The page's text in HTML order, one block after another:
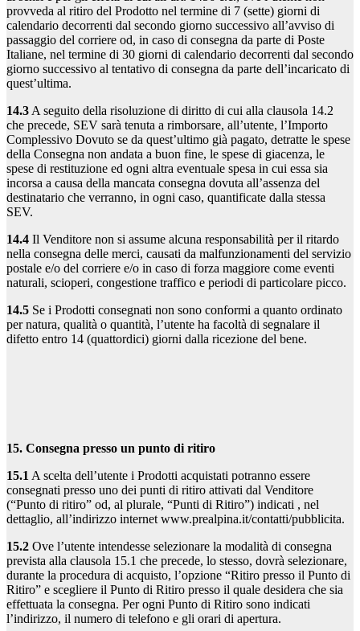
provveda al ritiro del Prodotto nel termine di 7 (sette) giorni di
calendario decorrenti dal secondo giorno successivo all’avviso di
passaggio del corriere od, in caso di consegna da parte di Poste
Italiane, nel termine di 30 giorni di calendario decorrenti dal secondo
giorno successivo al tentativo di consegna da parte dell’incaricato di
quest’ultima.
14.3A seguito della risoluzione di diritto di cui alla clausola 14.2
che precede, SEV sarà tenuta a rimborsare, all’utente, l’Importo
Complessivo Dovuto se da quest’ultimo già pagato, detratte le spese
della Consegna non andata a buon fine, le spese di giacenza, le
spese di restituzione ed ogni altra eventuale spesa in cui essa sia
incorsa a causa della mancata consegna dovuta all’assenza del
destinatario che verranno, in ogni caso, quantificate dalla stessa
SEV.
14.4 Il Venditore non si assume alcuna responsabilità per il ritardo
nella consegna delle merci, causati da malfunzionamenti del servizio
postale e/o del corriere e/o in caso di forza maggiore come eventi
naturali, scioperi, congestione traffico e periodi di particolare picco.
14.5 Se i Prodotti consegnati non sono conformi a quanto ordinato
per natura, qualità o quantità, l’utente ha facoltà di segnalare il
difetto entro 14 (quattordici) giorni dalla ricezione del bene.
15. Consegna presso un punto di ritiro
15.1A scelta dell’utente i Prodotti acquistati potranno essere
consegnati presso uno dei punti di ritiro attivati dal Venditore
(“Punto di ritiro” od, al plurale, “Punti di Ritiro”) indicati , nel
dettaglio, all’indirizzo internet www.prealpina.it/contatti/pubblicita.
15.2 Ove l’utente intendesse selezionare la modalità di consegna
prevista alla clausola 15.1 che precede, lo stesso, dovrà selezionare,
durante la procedura di acquisto, l’opzione “Ritiro presso il Punto di
Ritiro” e scegliere il Punto di Ritiro presso il quale desidera che sia
effettuata la consegna. Per ogni Punto di Ritiro sono indicati
l’indirizzo, il numero di telefono e gli orari di apertura.